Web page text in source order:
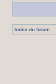
Index du forum